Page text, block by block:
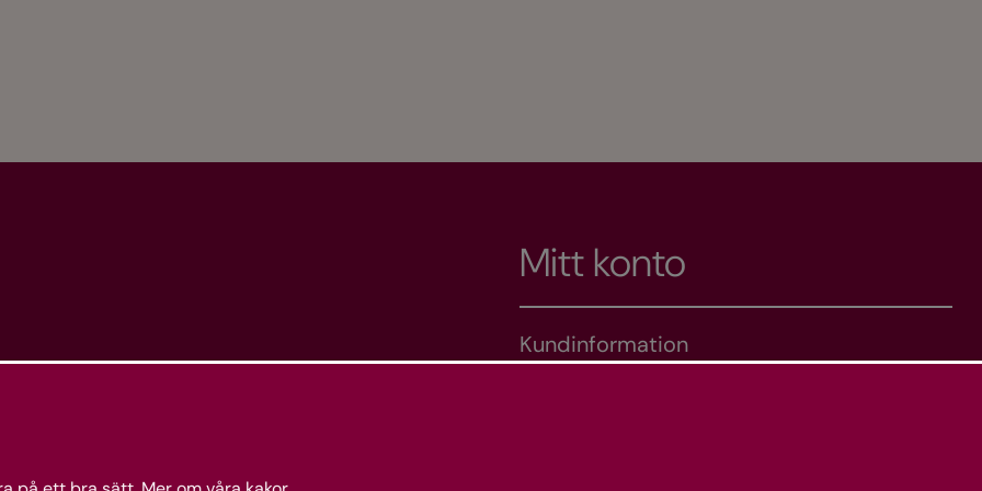
Mitt konto
Kundinformation